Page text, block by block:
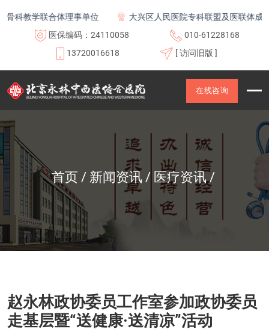
学联合体理事单位
大兴区人民医院专科联盟及医联体成员单位
医保编码：24110058
010-61228168
13720016618
[ 访问旧版 ]
在线咨询
首页 新闻资讯 医疗资讯
赵永林政协委员工作室参加政协委员
走基层暨“送健康·送清凉”活动